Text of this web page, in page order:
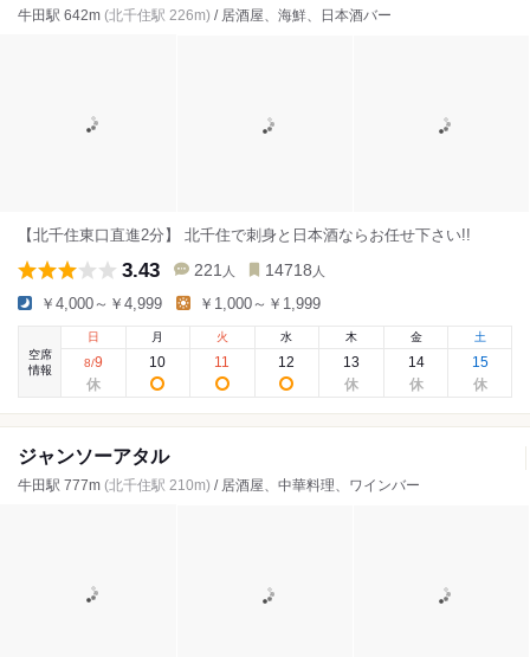
牛田駅 642m (北千住駅 226m) / 居酒屋、海鮮、日本酒バー
【北千住東口直進2分】 北千住で刺身と日本酒ならお任せ下さい!!
3.43 221 人 14718 人
￥4,000～￥4,999 ￥1,000～￥1,999
空席
情報
日
8/9
月
10
火
11
水
12
木
13
金
14
土
15
ジャンソーアタル
牛田駅 777m (北千住駅 210m) / 居酒屋、中華料理、ワインバー